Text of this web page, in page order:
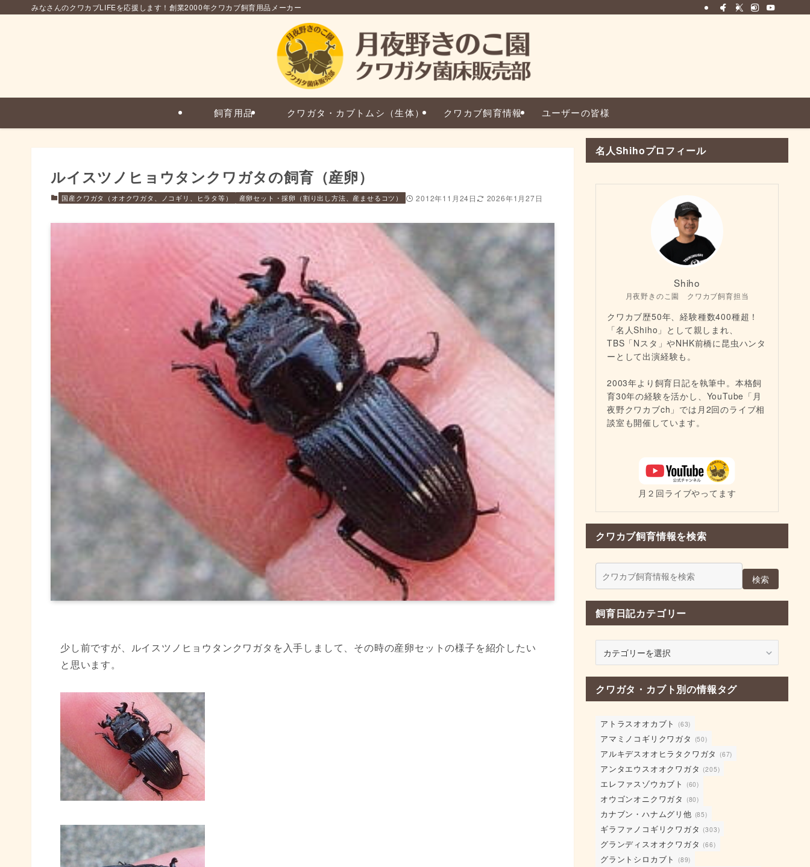
みなさんのクワカブLIFEを応援します！創業2000年クワカブ飼育用品メーカー
飼育用品 クワガタ・カブトムシ（生体） クワカブ飼育情報 ユーザーの皆様
ルイスツノヒョウタンクワガタの飼育（産卵）
国産クワガタ（オオクワガタ、ノコギリ、ヒラタ等） 産卵セット・採卵（割り出し方法、産ませるコツ） 2012年11月24日 2026年1月27日
少し前ですが、ルイスツノヒョウタンクワガタを入手しまして、その時の産卵セットの様子を紹介したい
と思います。
名人Shihoプロフィール
Shiho
月夜野きのこ園 クワカブ飼育担当
クワカブ歴50年、経験種数400種超！
「名人Shiho」として親しまれ、
TBS「Nスタ」やNHK前橋に昆虫ハンタ
ーとして出演経験も。
2003年より飼育日記を執筆中。本格飼
育30年の経験を活かし、YouTube「月
夜野クワカブch」では月2回のライブ相
談室も開催しています。
月２回ライブやってます
クワカブ飼育情報を検索
検索
飼育日記カテゴリー
記
カ
ゴ
リ
ー
クワガタ・カブト別の情報タグ
アトラスオオカブト (63)
アマミノコギリクワガタ (50)
アルキデスオオヒラタクワガタ (67)
アンタエウスオオクワガタ (205)
エレファスゾウカブト (60)
オウゴンオニクワガタ (80)
カナブン・ハナムグリ他 (85)
ギラファノコギリクワガタ (303)
グランディスオオクワガタ (66)
グラントシロカブト (89)